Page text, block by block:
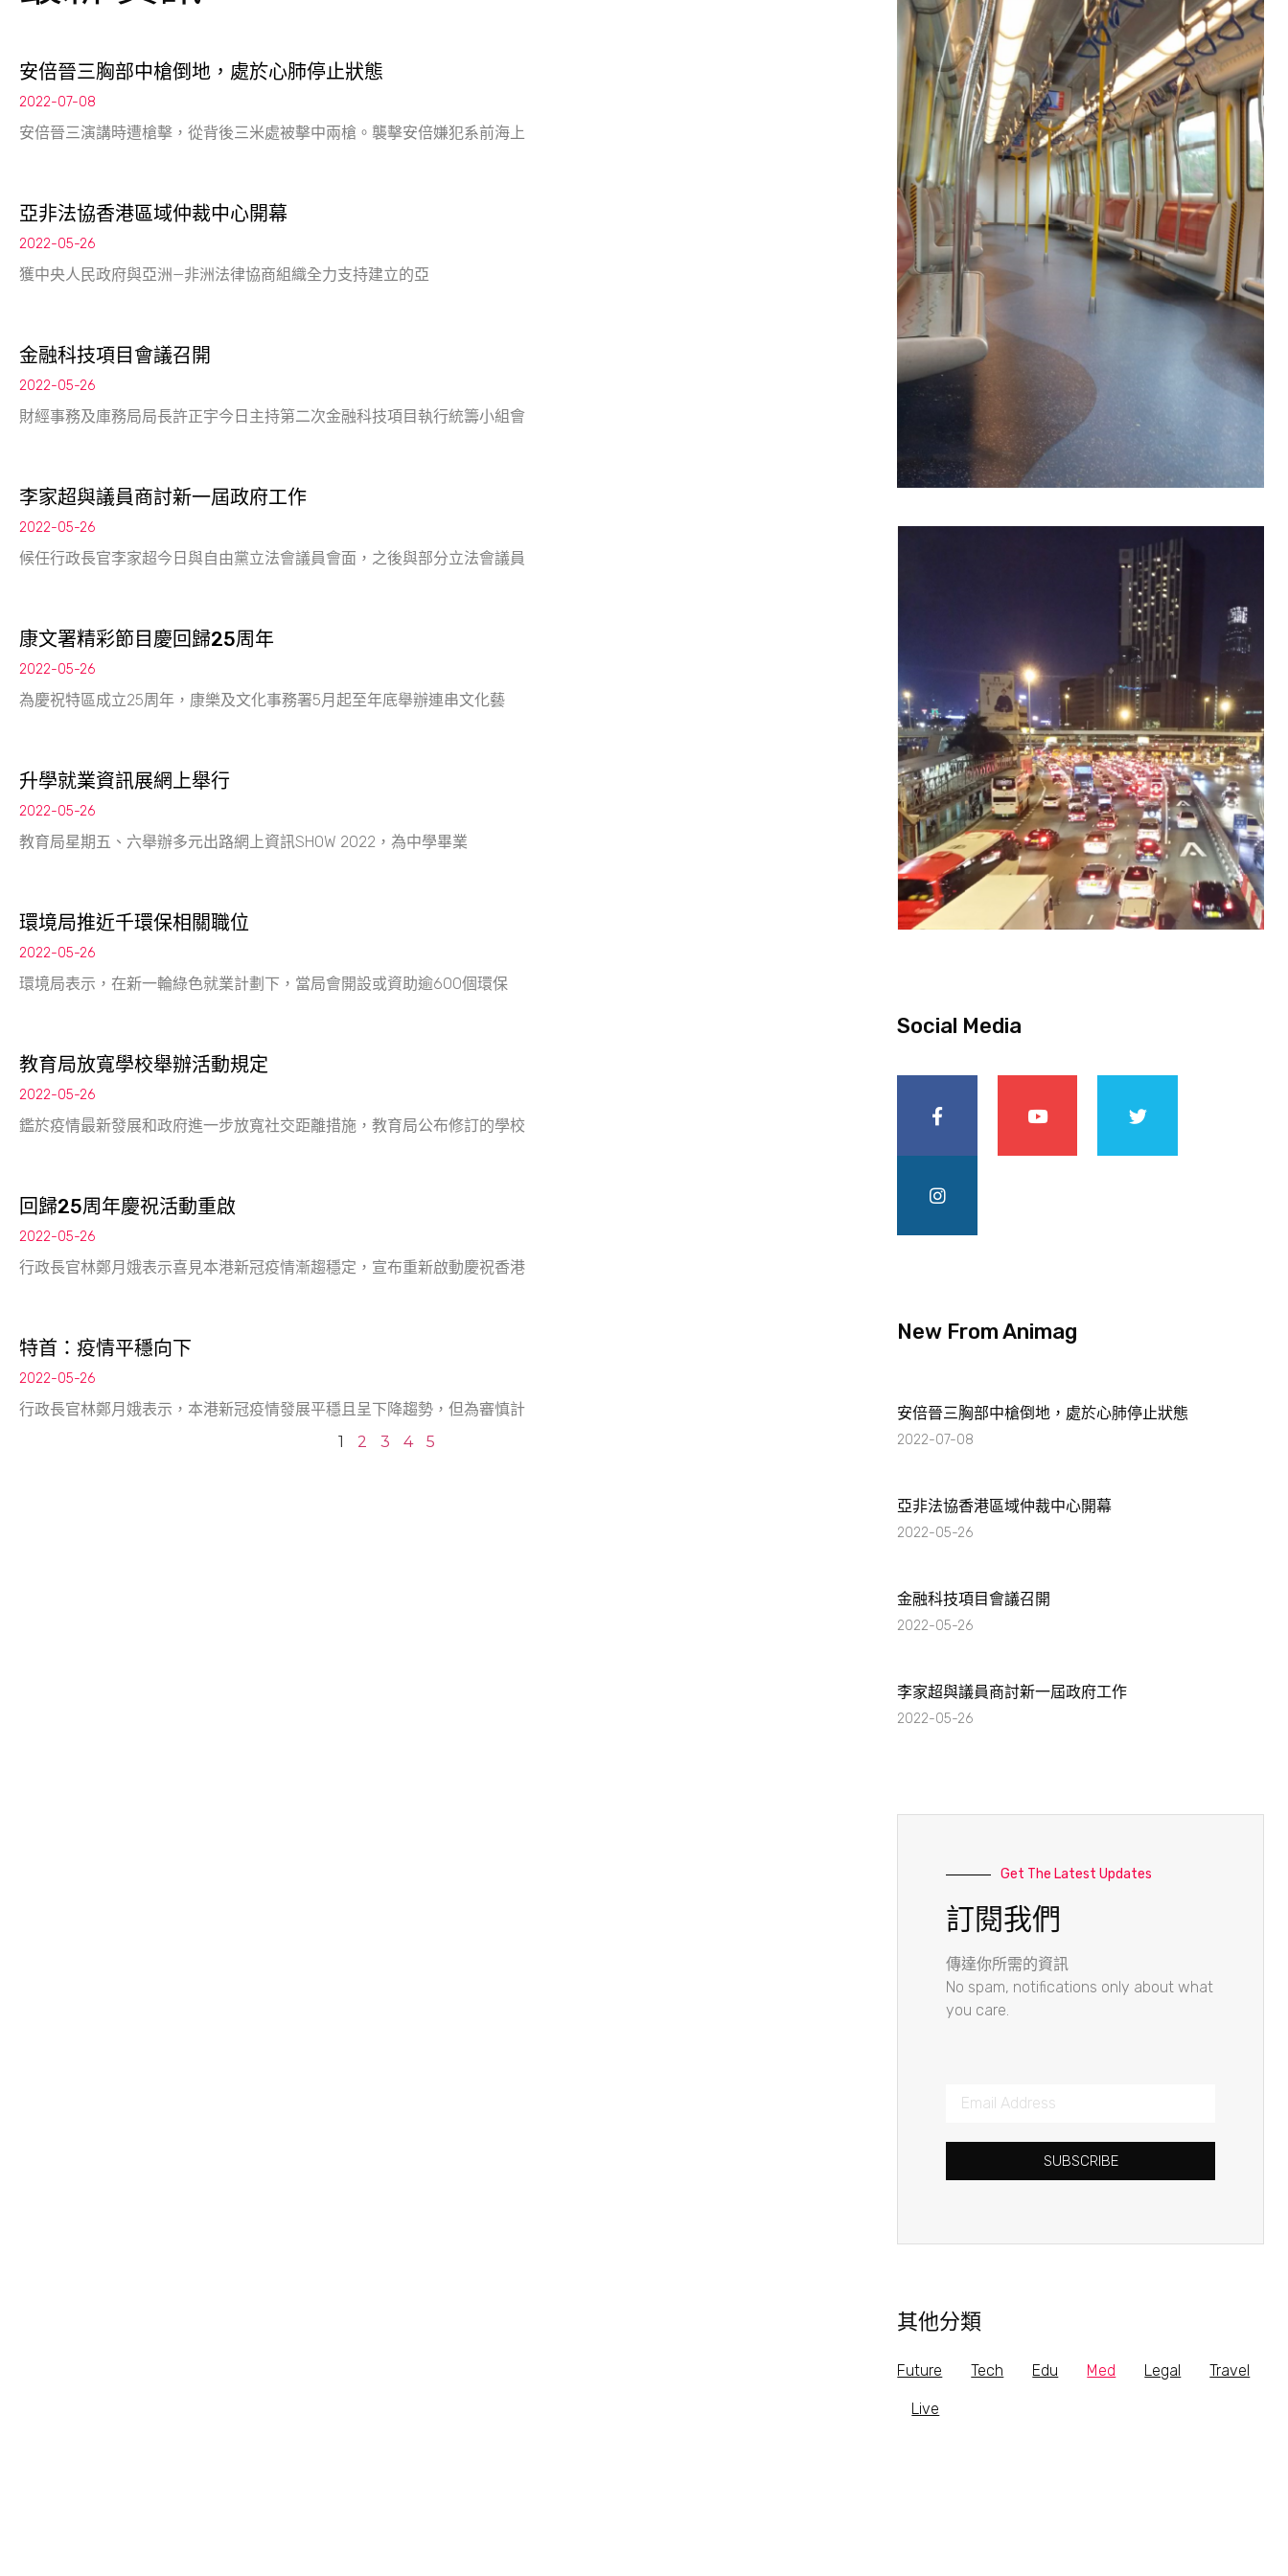
安倍晉三胸部中槍倒地，處於心肺停止狀態
2022-07-08
安倍晉三演講時遭槍擊，從背後三米處被擊中兩槍。襲擊安倍嫌犯系前海上
亞非法協香港區域仲裁中心開幕
2022-05-26
獲中央人民政府與亞洲—非洲法律協商組織全力支持建立的亞
金融科技項目會議召開
2022-05-26
財經事務及庫務局局長許正宇今日主持第二次金融科技項目執行統籌小組會
李家超與議員商討新一屆政府工作
2022-05-26
候任行政長官李家超今日與自由黨立法會議員會面，之後與部分立法會議員
康文署精彩節目慶回歸25周年
2022-05-26
為慶祝特區成立25周年，康樂及文化事務署5月起至年底舉辦連串文化藝
升學就業資訊展網上舉行
2022-05-26
教育局星期五、六舉辦多元出路網上資訊SHOW 2022，為中學畢業
環境局推近千環保相關職位
2022-05-26
環境局表示，在新一輪綠色就業計劃下，當局會開設或資助逾600個環保
教育局放寬學校舉辦活動規定
2022-05-26
鑑於疫情最新發展和政府進一步放寬社交距離措施，教育局公布修訂的學校
回歸25周年慶祝活動重啟
2022-05-26
行政長官林鄭月娥表示喜見本港新冠疫情漸趨穩定，宣布重新啟動慶祝香港
特首：疫情平穩向下
2022-05-26
行政長官林鄭月娥表示，本港新冠疫情發展平穩且呈下降趨勢，但為審慎計
1
2 3 4 5
Social Media
New From Animag
安倍晉三胸部中槍倒地，處於心肺停止狀態
2022-07-08
亞非法協香港區域仲裁中心開幕
2022-05-26
金融科技項目會議召開
2022-05-26
李家超與議員商討新一屆政府工作
2022-05-26
Get The Latest Updates
訂閱我們
傳達你所需的資訊
No spam, notifications only about what
you care.
SUBSCRIBE
其他分類
Future Tech Edu Med Legal Travel
Live